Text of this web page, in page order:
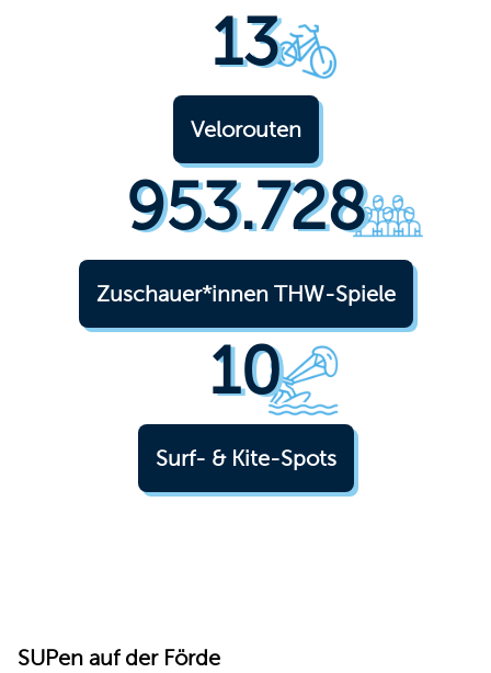
13
Velorouten
953.728
Zuschauer*innen THW-Spiele
10
Surf- & Kite-Spots
SUPen auf der Förde